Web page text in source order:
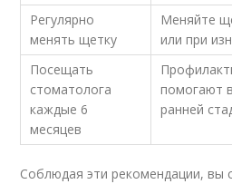
Регулярно
менять щетку
Меняйте
или при
Посещать
стоматолога
каждые 6
месяцев
помогают
ранней
Соблюдая эти рекомендации, вы